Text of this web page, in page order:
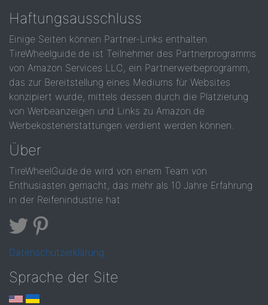
Haftungsausschluss
Einige Seiten können Partner-Links enthalten.
TireWheelguide.de ist Teilnehmer des Partnerprogramms
von Amazon Services LLC, ein Partnerwerbeprogramm,
das zur Bereitstellung eines Mediums für Websites
konzipiert wurde, mittels dessen durch die Platzierung
von Werbeanzeigen und Links zu Amazon.de
Werbekostenerstattungen verdient werden können.
Über
TireWheelGuide.de wird von einem Team von
Enthusiasten gemacht, das mehr als 10 Jahre Erfahrung
in der Reifenindustrie hat
Datenschutzerklärung
Sprache der Site